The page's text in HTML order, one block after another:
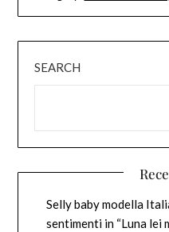
SEARCH
Selly baby modella
sentimenti in “Luna lei